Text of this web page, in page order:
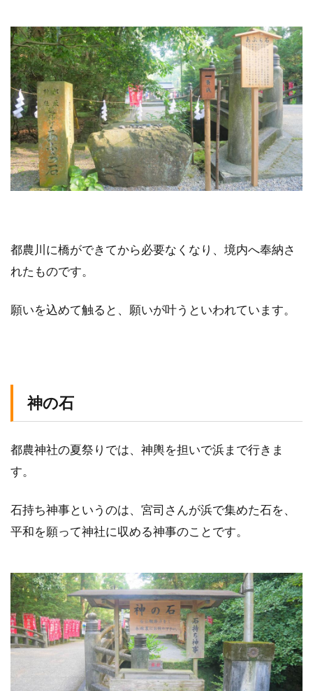
都農川に橋ができてから必要なくなり、境内へ奉納さ
れたものです。
願いを込めて触ると、願いが叶うといわれています。
神の石
都農神社の夏祭りでは、神輿を担いで浜まで行きま
す。
石持ち神事というのは、宮司さんが浜で集めた石を、
平和を願って神社に収める神事のことです。